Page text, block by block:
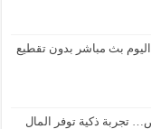
بث مباشر بدون تقطيع
تجربة ذكية توفر المال